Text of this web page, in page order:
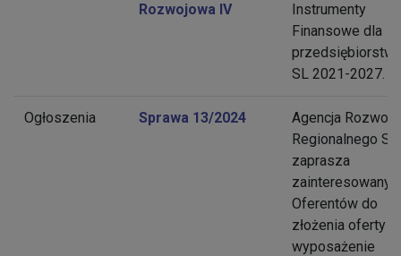
Rozwojowa IV
Instrumenty
Finansowe dla
przedsiębiorstw
SL 2021-2027.
Ogłoszenia Sprawa 13/2024
Agencja Rozwoju
Regionalnego
zaprasza
Oferentów do
złożenia oferty
wyposażenie